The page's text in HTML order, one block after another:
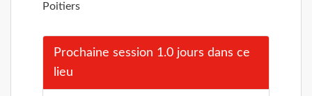
Poitiers
Prochaine session 1.0 jours dans ce
lieu